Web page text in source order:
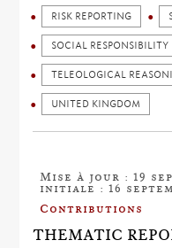
RISK REPORTING
SOCIAL RESPONSIBILITY
TELEOLOGICAL
UNITED KINGDOM
Mise à jour : 19
initiale : 16
Contributions
THEMATIC